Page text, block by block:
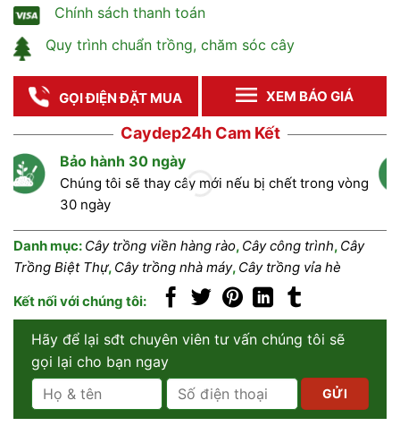
Chính sách thanh toán
Quy trình chuẩn trồng, chăm sóc cây
GỌI ĐIỆN ĐẶT MUA XEM BÁO GIÁ
Caydep24h Cam Kết
Bảo hành 30 ngày
Chúng tôi sẽ thay cây mới nếu bị chết trong vòng
30 ngày
Danh mục: Cây trồng viền hàng rào, Cây công trình, Cây
Trồng Biệt Thự, Cây trồng nhà máy, Cây trồng vỉa hè
Kết nối với chúng tôi:
Hãy để lại sđt chuyên viên tư vấn chúng tôi sẽ
gọi lại cho bạn ngay